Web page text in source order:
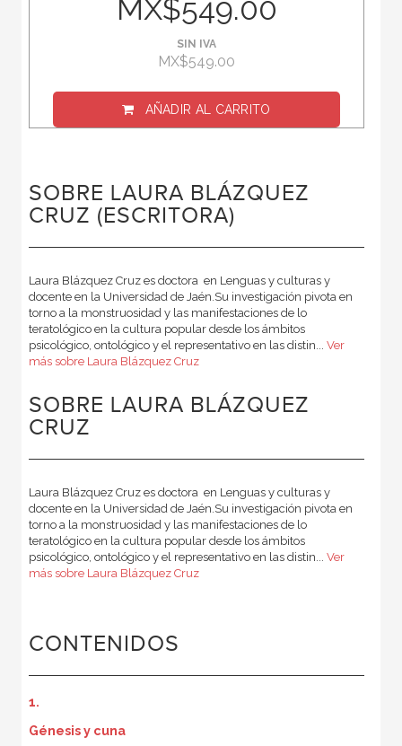
MX$549.00
SIN IVA
MX$549.00
AÑADIR AL CARRITO
SOBRE LAURA BLÁZQUEZ
CRUZ (ESCRITORA)
Laura Blázquez Cruz es doctora en Lenguas y culturas y
docente en la Universidad de Jaén.Su investigación pivota en
torno a la monstruosidad y las manifestaciones de lo
teratológico en la cultura popular desde los ámbitos
psicológico, ontológico y el representativo en las distin... Ver
más sobre Laura Blázquez Cruz
SOBRE LAURA BLÁZQUEZ
CRUZ
Laura Blázquez Cruz es doctora en Lenguas y culturas y
docente en la Universidad de Jaén.Su investigación pivota en
torno a la monstruosidad y las manifestaciones de lo
teratológico en la cultura popular desde los ámbitos
psicológico, ontológico y el representativo en las distin... Ver
más sobre Laura Blázquez Cruz
CONTENIDOS
1.
Génesis y cuna